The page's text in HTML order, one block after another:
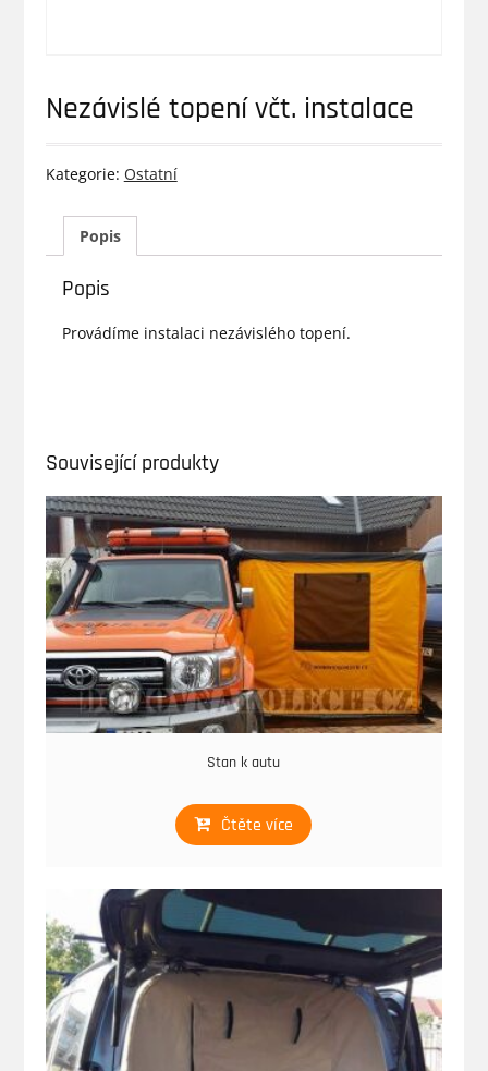
Nezávislé topení včt. instalace
Kategorie: Ostatní
Popis
Popis
Provádíme instalaci nezávislého topení.
Související produkty
Stan k autu
Čtěte více